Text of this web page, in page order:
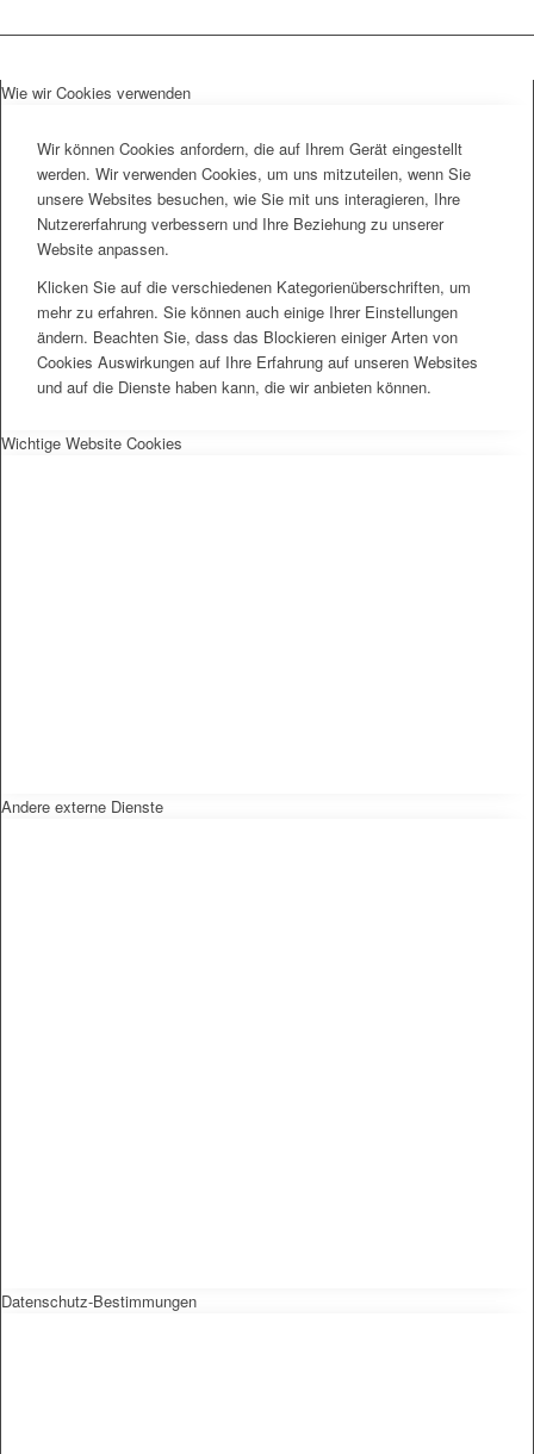
Wie wir Cookies verwenden
Wir können Cookies anfordern, die auf Ihrem Gerät eingestellt
werden. Wir verwenden Cookies, um uns mitzuteilen, wenn Sie
unsere Websites besuchen, wie Sie mit uns interagieren, Ihre
Nutzererfahrung verbessern und Ihre Beziehung zu unserer
Website anpassen.
Klicken Sie auf die verschiedenen Kategorienüberschriften, um
mehr zu erfahren. Sie können auch einige Ihrer Einstellungen
ändern. Beachten Sie, dass das Blockieren einiger Arten von
Cookies Auswirkungen auf Ihre Erfahrung auf unseren Websites
und auf die Dienste haben kann, die wir anbieten können.
Wichtige Website Cookies
Andere externe Dienste
Datenschutz-Bestimmungen